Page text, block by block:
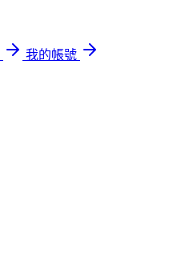
我的帳號